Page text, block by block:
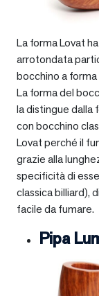
La forma Lovat
arrotondata
bocchino a
La forma del
la distingue dalla
con bocchino
Lovat perché il
grazie alla
specificità di
classica billiard),
facile da fumare.
Pipa